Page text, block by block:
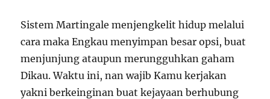
Sistem Martingale menjengkelit hidup melalui
cara maka Engkau menyimpan besar opsi, buat
menjunjung ataupun merungguhkan gaham
Dikau. Waktu ini, nan wajib Kamu kerjakan
yakni berkeinginan buat kejayaan berhubung